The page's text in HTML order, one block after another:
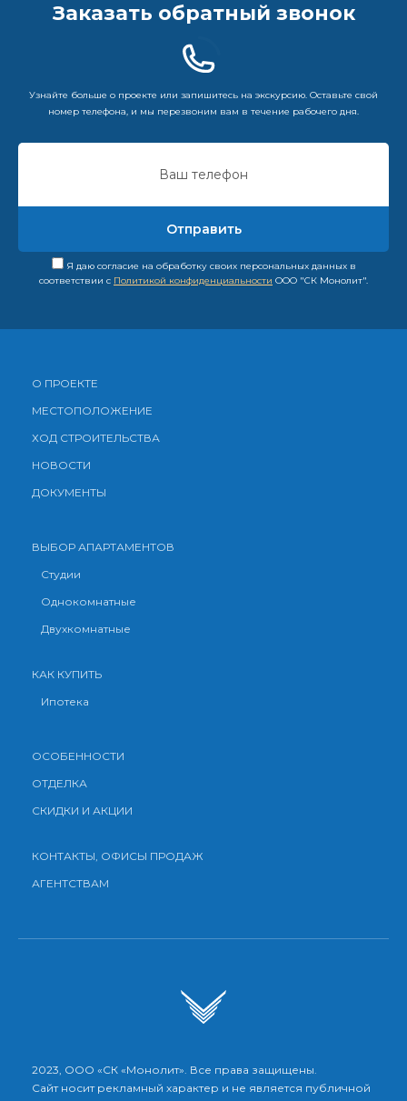
Заказать обратный звонок
Узнайте больше о проекте или запишитесь на экскурсию. Оставьте свой
номер телефона, и мы перезвоним вам в течение рабочего дня.
Я даю согласие на обработку своих персональных данных в
соответствии с Политикой конфиденциальности ООО "СК Монолит".
О ПРОЕКТЕ
МЕСТОПОЛОЖЕНИЕ
ХОД СТРОИТЕЛЬСТВА
НОВОСТИ
ДОКУМЕНТЫ
ВЫБОР АПАРТАМЕНТОВ
Студии
Однокомнатные
Двухкомнатные
КАК КУПИТЬ
Ипотека
ОСОБЕННОСТИ
ОТДЕЛКА
СКИДКИ И АКЦИИ
КОНТАКТЫ, ОФИСЫ ПРОДАЖ
АГЕНТСТВАМ
2023, ООО «СК «Монолит». Все права защищены.
Сайт носит рекламный характер и не является публичной